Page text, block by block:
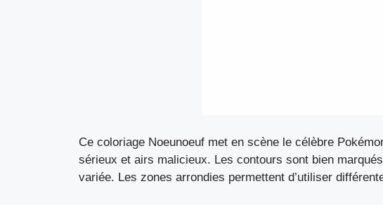
Ce coloriage Noeunoeuf met en scène le célèbre
sérieux et airs malicieux. Les contours sont bien
variée. Les zones arrondies permettent d’utiliser